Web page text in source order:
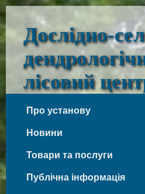
Дослідно-
лісовий
Боковеньки"
Веселі Боковеньки
Про установу
Новини
Товари та послуги
Публічна інформація